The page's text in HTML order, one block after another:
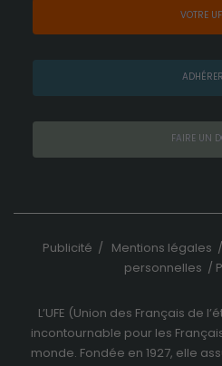
VOTRE
ADHÉRER
FAIRE UN
Publicité / Mentions légales /
personnelles /
L’UFE (Union des Français de
incontournable pour les
monde. Fondée en 1927, elle